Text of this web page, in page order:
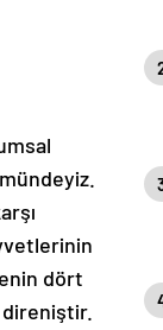
dört
direniştir.